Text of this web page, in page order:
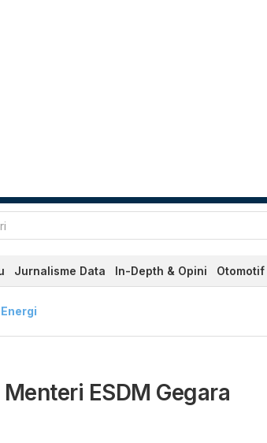
Jurnalisme Data In-Depth & Opini Otomotif
Energi
ESDM Gegara